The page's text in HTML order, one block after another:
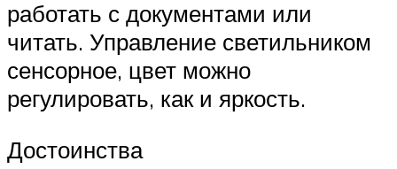
работать с документами или
читать. Управление светильником
сенсорное, цвет можно
регулировать, как и яркость.
Достоинства